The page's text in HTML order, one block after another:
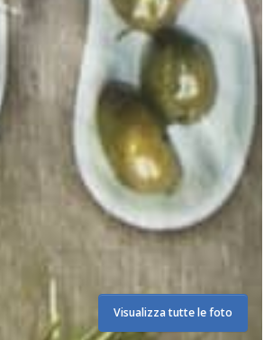
Visualizza tutte le foto